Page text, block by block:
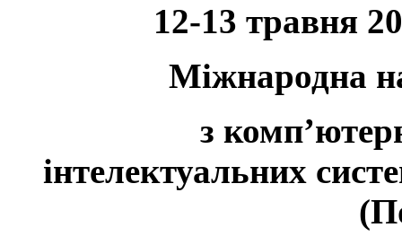
12-13 травня
Міжнародна
з
інтелектуальних